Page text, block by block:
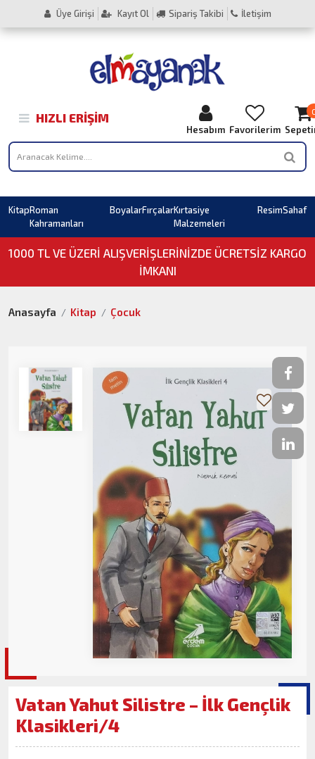
Üye Girişi Kayıt Ol Sipariş Takibi İletişim
HIZLI ERIŞIM
Hesabım Favorilerim
KitapRoman
Kahramanları
BoyalarFırçalarKırtasiye
Malzemeleri
ResimSahaf
1000 TL VE ÜZERI ALIŞVERIŞLERINIZDE ÜCRETSİZ KARGO
İMKANI
Anasayfa Kitap Çocuk
Vatan Yahut Silistre – İlk Gençlik
Klasikleri/4